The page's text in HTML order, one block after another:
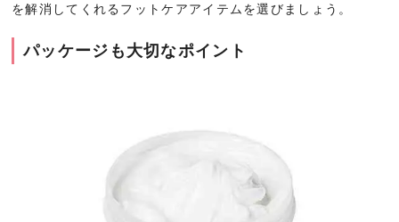
を解消してくれるフットケアアイテムを選びましょう。
パッケージも大切なポイント